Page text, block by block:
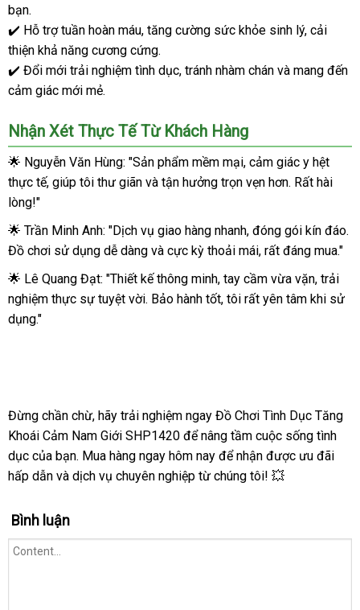
Max
Kích
Thích
SHP1420
bạn.
✔️ Hỗ trợ tuần hoàn máu, tăng cường sức khỏe sinh lý, cải
thiện khả năng cương cứng.
✔️ Đổi mới trải nghiệm tình dục, tránh nhàm chán và mang đến
cảm giác mới mẻ.
Nhận Xét Thực Tế Từ Khách Hàng
🌟 Nguyễn Văn Hùng: "Sản phẩm mềm mại, cảm giác y hệt
thực tế, giúp tôi thư giãn và tận hưởng trọn vẹn hơn. Rất hài
lòng!"
🌟 Trần Minh Anh: "Dịch vụ giao hàng nhanh, đóng gói kín đáo.
Đồ chơi sử dụng dễ dàng và cực kỳ thoải mái, rất đáng mua."
🌟 Lê Quang Đạt: "Thiết kế thông minh, tay cầm vừa vặn, trải
nghiệm thực sự tuyệt vời. Bảo hành tốt, tôi rất yên tâm khi sử
dụng."
Đừng chần chừ, hãy trải nghiệm ngay Đồ Chơi Tình Dục Tăng
Khoái Cảm Nam Giới SHP1420 để nâng tầm cuộc sống tình
dục của bạn. Mua hàng ngay hôm nay để nhận được ưu đãi
hấp dẫn và dịch vụ chuyên nghiệp từ chúng tôi! 💥
Bình luận